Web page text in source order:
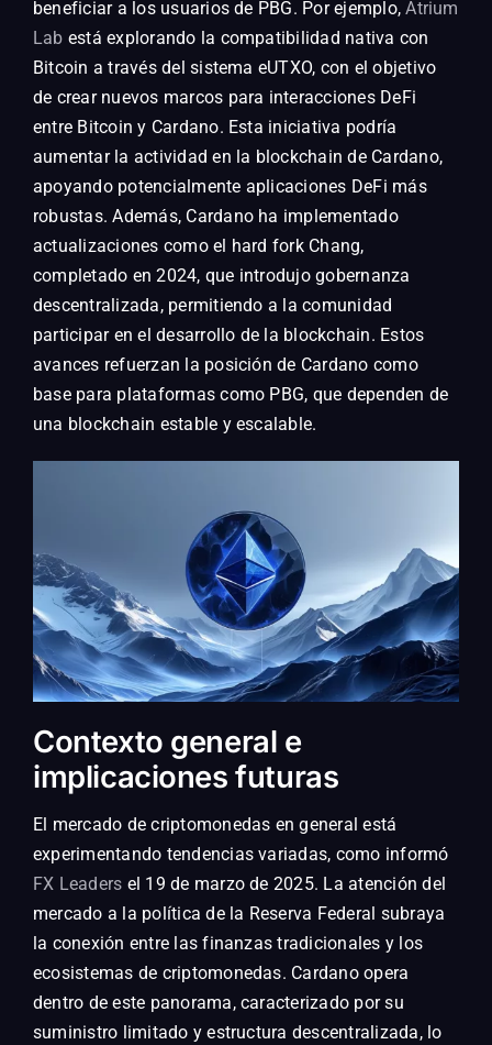
beneficiar a los usuarios de PBG. Por ejemplo,Atrium
Lab está explorando la compatibilidad nativa con
Bitcoin a través del sistema eUTXO, con el objetivo
de crear nuevos marcos para interacciones DeFi
entre Bitcoin y Cardano. Esta iniciativa podría
aumentar la actividad en la blockchain de Cardano,
apoyando potencialmente aplicaciones DeFi más
robustas. Además, Cardano ha implementado
actualizaciones como el hard fork Chang,
completado en 2024, que introdujo gobernanza
descentralizada, permitiendo a la comunidad
participar en el desarrollo de la blockchain. Estos
avances refuerzan la posición de Cardano como
base para plataformas como PBG, que dependen de
una blockchain estable y escalable.
Contexto general e
implicaciones futuras
El mercado de criptomonedas en general está
experimentando tendencias variadas, como informó
FX Leaders el 19 de marzo de 2025. La atención del
mercado a la política de la Reserva Federal subraya
la conexión entre las finanzas tradicionales y los
ecosistemas de criptomonedas. Cardano opera
dentro de este panorama, caracterizado por su
suministro limitado y estructura descentralizada, lo